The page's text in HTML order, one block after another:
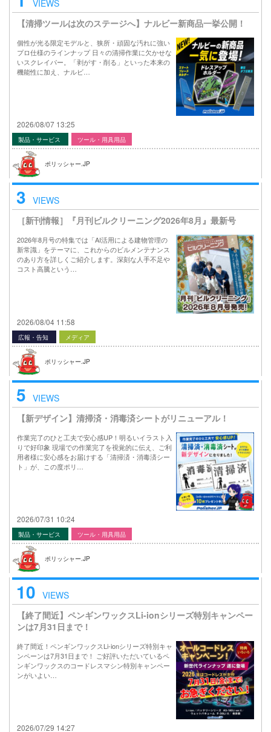
VIEWS
【清掃ツールは次のステージへ】ナルビー新商品一挙公開！
個性が光る限定モデルと、狭所・頑固な汚れに強い
プロ仕様のラインナップ 日々の清掃作業に欠かせな
いスクレイパー。「剥がす・削る」といった本来の
機能性に加え、ナルビ…
2026/08/07 13:25
製品・サービス ツール・用具用品
ポリッシャー.JP
3 VIEWS
［新刊情報］『月刊ビルクリーニング2026年8月』最新号
2026年8月号の特集では「AI活用による建物管理の
新常識」をテーマに、これからのビルメンテナンス
のあり方を詳しくご紹介します。深刻な人手不足や
コスト高騰という…
2026/08/04 11:58
広報・告知 メディア
ポリッシャー.JP
5 VIEWS
【新デザイン】清掃済・消毒済シートがリニューアル！
作業完了のひと工夫で安心感UP！明るいイラスト入
りで好印象 現場での作業完了を視覚的に伝え、ご利
用者様に安心感をお届けする「清掃済・消毒済シー
ト」が、この度ポリ…
2026/07/31 10:24
製品・サービス ツール・用具用品
ポリッシャー.JP
10 VIEWS
【終了間近】ペンギンワックスLi-ionシリーズ特別キャンペー
ンは7月31日まで！
終了間近！ペンギンワックスLi-ionシリーズ特別キャ
ンペーンは7月31日まで！ ご好評いただいているペ
ンギンワックスのコードレスマシン特別キャンペー
ンがいよい…
2026/07/29 14:27